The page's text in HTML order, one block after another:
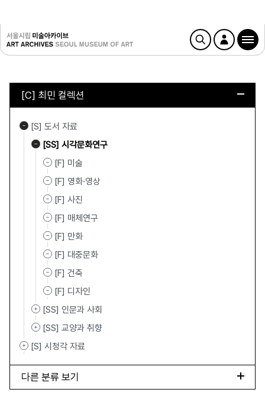
[C] 최민 컬렉션
[S] 도서 자료
[SS] 시각문화연구
[F] 미술
[F] 영화·영상
[F] 사진
[F] 매체연구
[F] 만화
[F] 대중문화
[F] 건축
[F] 디자인
[SS] 인문과 사회
[SS] 교양과 취향
[S] 시청각 자료
다른 분류 보기